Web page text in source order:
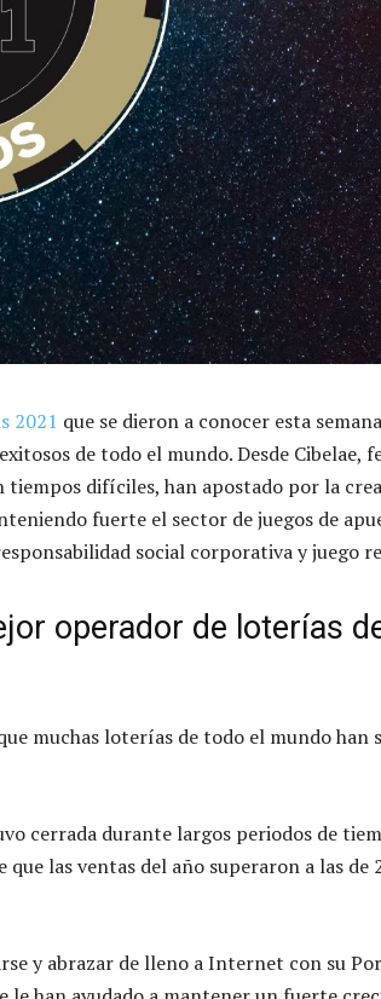
2021 que se dieron a conocer esta
de todo el mundo. Desde Cibelae,
tiempos difíciles, han apostado por la
fuerte el sector de juegos de
social corporativa y juego
operador de loterías
muchas loterías de todo el mundo han
cerrada durante largos periodos de
las ventas del año superaron a las de
y abrazar de lleno a Internet con su